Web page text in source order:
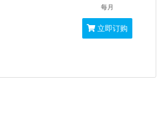
每月
立即订购